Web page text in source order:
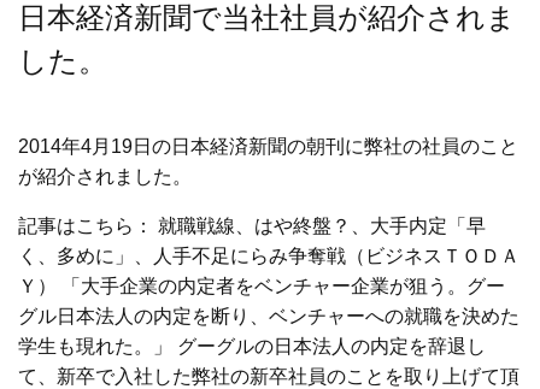
日本経済新聞で当社社員が紹介されま
した。
2014年4月19日の日本経済新聞の朝刊に弊社の社員のこと
が紹介されました。
記事はこちら： 就職戦線、はや終盤？、大手内定「早
く、多めに」、人手不足にらみ争奪戦（ビジネスＴＯＤＡ
Ｙ）
「大手企業の内定者をベンチャー企業が狙う。グー
グル日本法人の内定を断り、ベンチャーへの就職を決めた
学生も現れた。」 グーグルの日本法人の内定を辞退し
て、新卒で入社した弊社の新卒社員のことを取り上げて頂